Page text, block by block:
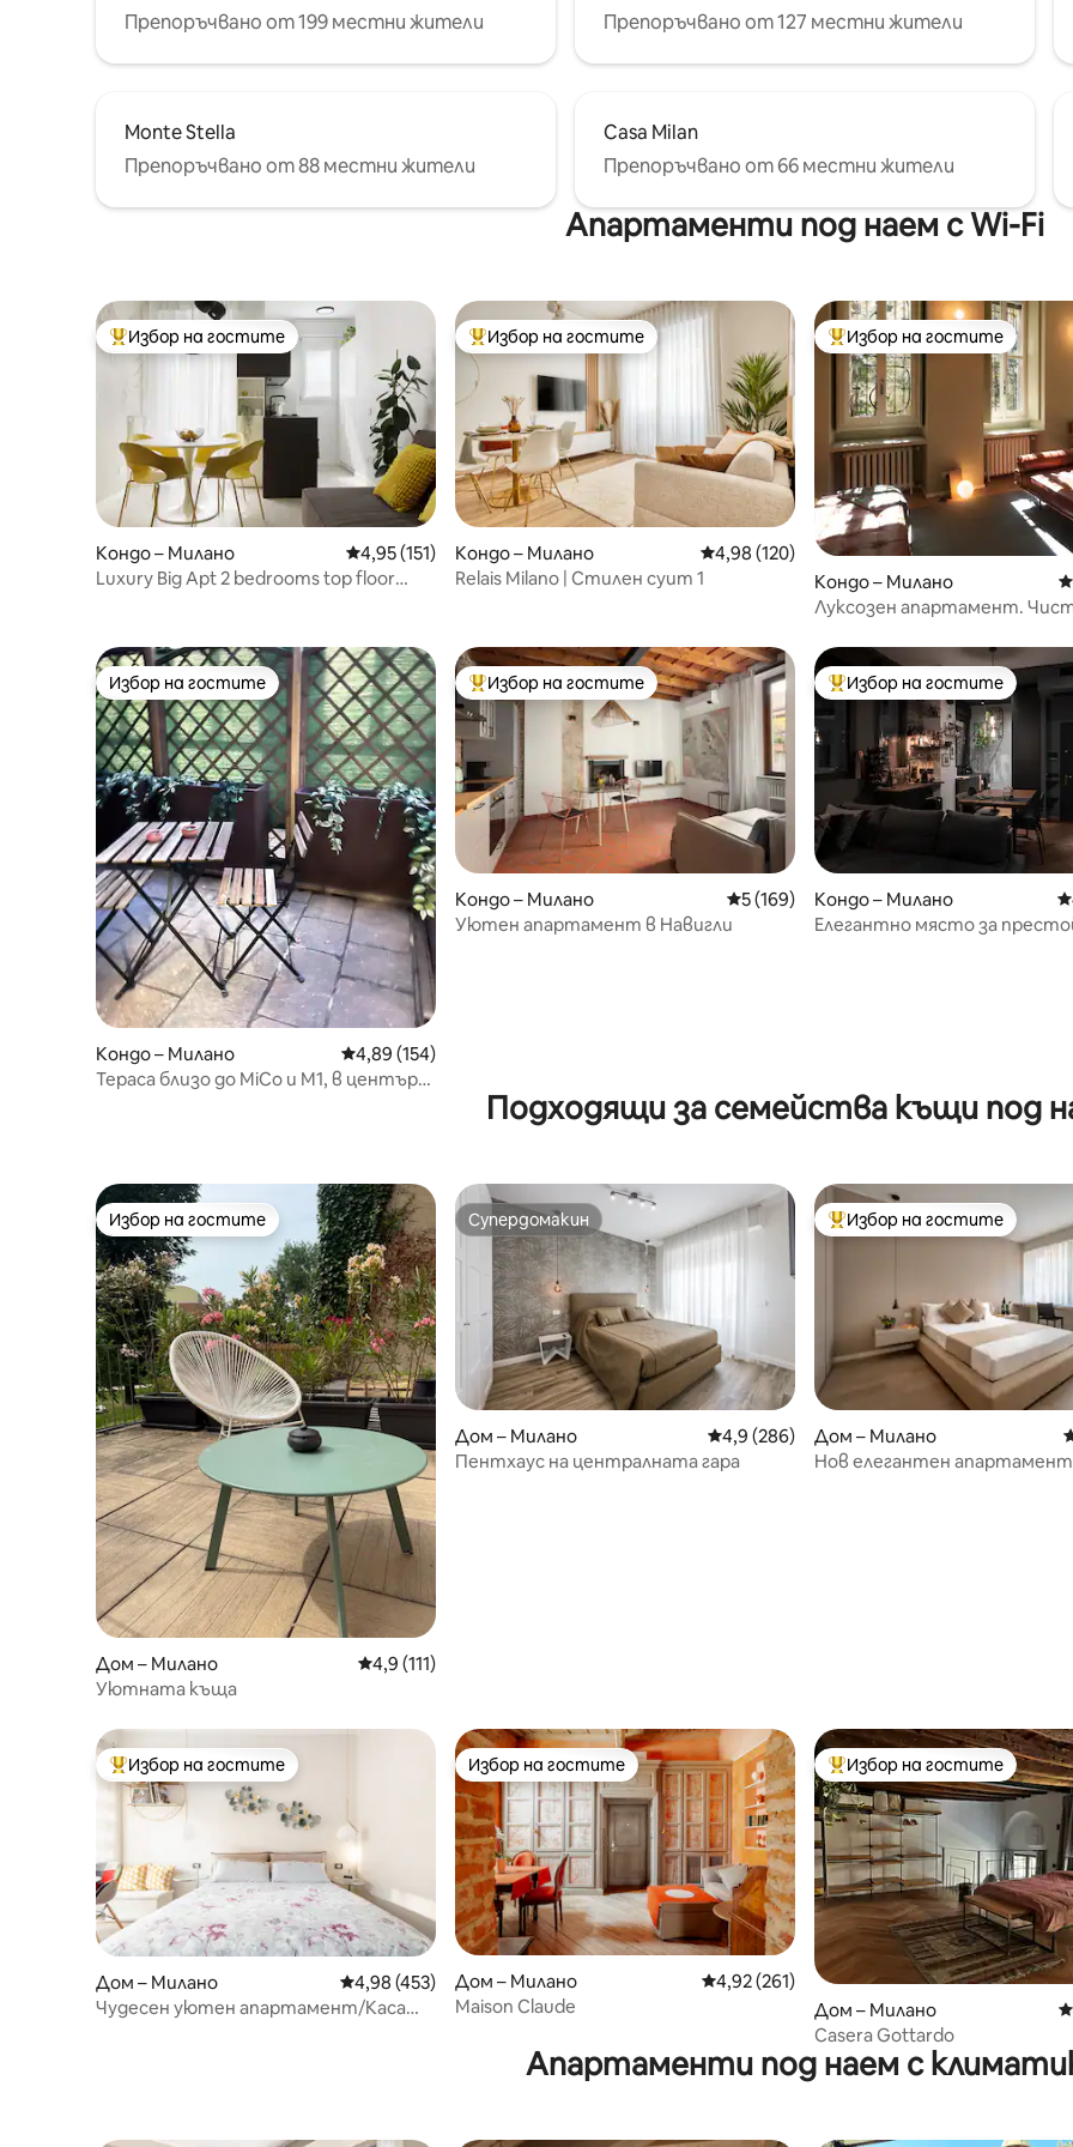
Препоръчвано от 199 местни жители
Препоръчвано от 127 местни жители
Monte Stella
Препоръчвано от 88 местни жители
Casa Milan
Препоръчвано от 66 местни жители
Апартаменти под наем с Wi-Fi
Най-популярен избор на гостите
Избор на гостите
Кондо – Милано Средна оценка: 4,95 от 5, 151 отзива
4,95 (151)
Luxury Big Apt 2 bedrooms top floor
Най-популярен избор на гостите
Избор на гостите
Кондо – Милано Средна оценка: 4,98 от 5, 120 отзива
4,98 (120)
Relais Milano | Стилен суит 1
Най-популярен избор на
Избор на гостите
Кондо – Милано
Луксозен апартамент.
Избор на гостите
Избор на гостите
Кондо – Милано Средна оценка: 4,89 от 5, 154 отзива
4,89 (154)
Тераса близо до MiCo и M1, в центъра
Най-популярен избор на гостите
Избор на гостите
Кондо – Милано Средна оценка: 5 от 5, 169 отзива
5 (169)
Уютен апартамент в Навигли
Най-популярен избор на
Избор на гостите
Кондо – Милано
Елегантно място за
Подходящи за семейства къщи под
Избор на гостите
Избор на гостите
Дом – Милано Средна оценка: 4,9 от 5, 111 отзива
4,9 (111)
Уютната къща
Супердомакин
Супердомакин
Дом – Милано Средна оценка: 4,9 от 5, 286 отзива
4,9 (286)
Пентхаус на централната гара
Най-популярен избор на
Избор на гостите
Дом – Милано
Нов елегантен
Най-популярен избор на гостите
Избор на гостите
Дом – Милано Средна оценка: 4,98 от 5, 453 отзива
4,98 (453)
Чудесен уютен апартамент/Каса
Избор на гостите
Избор на гостите
Дом – Милано Средна оценка: 4,92 от 5, 261 отзива
4,92 (261)
Maison Claude
Най-популярен избор на
Избор на гостите
Дом – Милано
Casera Gottardo
Апартаменти под наем с